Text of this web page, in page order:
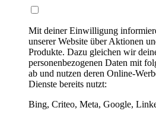
Mit deiner Einwilligung
unserer Website über Aktionen
Produkte. Dazu gleichen wir
personenbezogenen Daten mit
ab und nutzen deren Online-
Dienste bereits nutzt:
Bing, Criteo, Meta, Google,